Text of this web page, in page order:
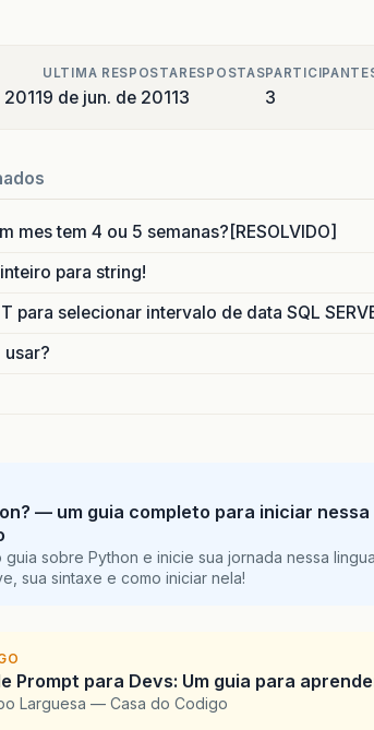
ULTIMA RESPOSTA
9 de jun. de 2011
RESPOSTAS
3 3
mes tem 4 ou 5 semanas?[RESOLVIDO]
para string!
para selecionar intervalo de data SQL
— um guia completo para iniciar nessa
sobre Python e inicie sua jornada nessa
sua sintaxe e como iniciar nela!
Prompt para Devs: Um guia para
Larguesa — Casa do Codigo